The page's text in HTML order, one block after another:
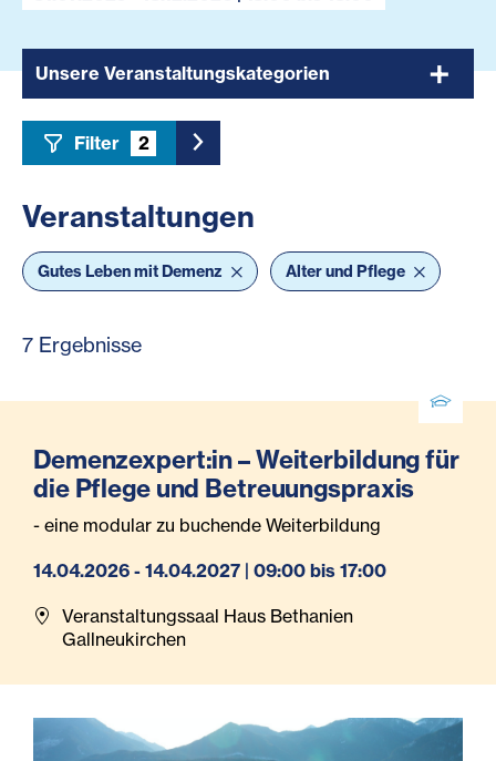
Unsere Veranstaltungskategorien
Filter 2 Toggle Sidebar Filter
Veranstaltungen
Gutes Leben mit Demenz Alter und Pflege
7 Ergebnisse
Demenzexpert:in – Weiterbildung für
die Pflege und Betreuungspraxis
- eine modular zu buchende Weiterbildung
14.04.2026 - 14.04.2027 | 09:00 bis 17:00
Veranstaltungssaal Haus Bethanien
Gallneukirchen